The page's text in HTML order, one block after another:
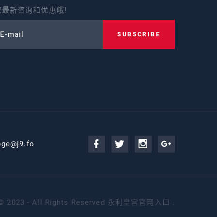
新咨询和优惠哦!
mail SUBSCRIBE
2023 - All Rights Reserved 永利皇宫官网入口 .